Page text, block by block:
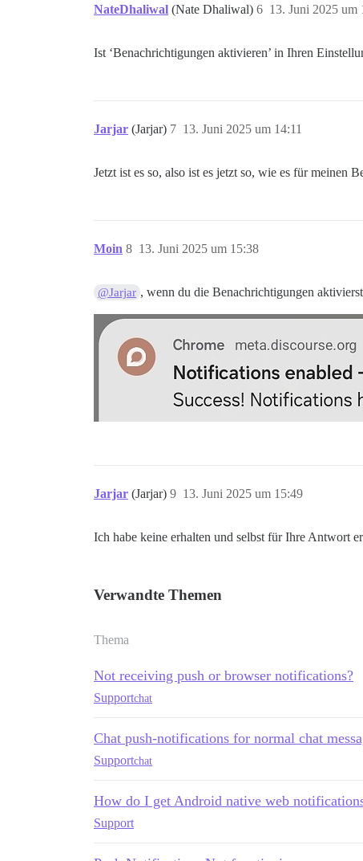
NateDhaliwal (Nate Dhaliwal) 13. Juni 2025 um
6
Ist ‘Benachrichtigungen aktivieren’ in Ihren
Jarjar (Jarjar) 13. Juni 2025 um 14:11
7
Jetzt ist es so, also ist es jetzt so, wie es für meinen
Moin 13. Juni 2025 um 15:38
8
@Jarjar , wenn du die Benachrichtigungen
Jarjar (Jarjar) 13. Juni 2025 um 15:49
9
Ich habe keine erhalten und selbst für Ihre Antwort
Verwandte Themen
Thema
Not receiving push or browser notifications?
Supportchat
Chat push-notifications for normal chat
Supportchat
How do I get Android native web
Support